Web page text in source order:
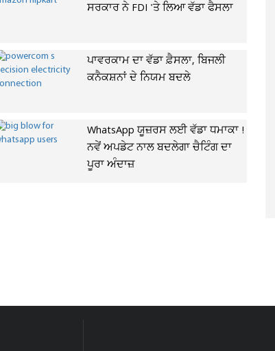
ਸਰਕਾਰ ਨੇ FDI 'ਤੇ ਲਿਆ ਵੱਡਾ ਫੈਸਲਾ
ਪਾਵਰਕਾਮ ਦਾ ਵੱਡਾ ਫ਼ੈਸਲਾ, ਬਿਜਲੀ
ਕਨੈਕਸ਼ਨਾਂ ਦੇ ਨਿਯਮ ਬਦਲੇ
WhatsApp ਯੂਜ਼ਰਸ ਲਈ ਵੱਡਾ ਧਮਾਕਾ !
ਨਵੇਂ ਅਪਡੇਟ ਨਾਲ ਬਦਲੇਗਾ ਚੈਟਿੰਗ ਦਾ
ਪੂਰਾ ਅੰਦਾਜ਼